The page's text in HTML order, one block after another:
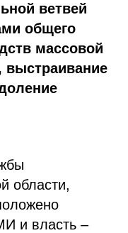
ветвей
общего
массовой
области,
и власть –